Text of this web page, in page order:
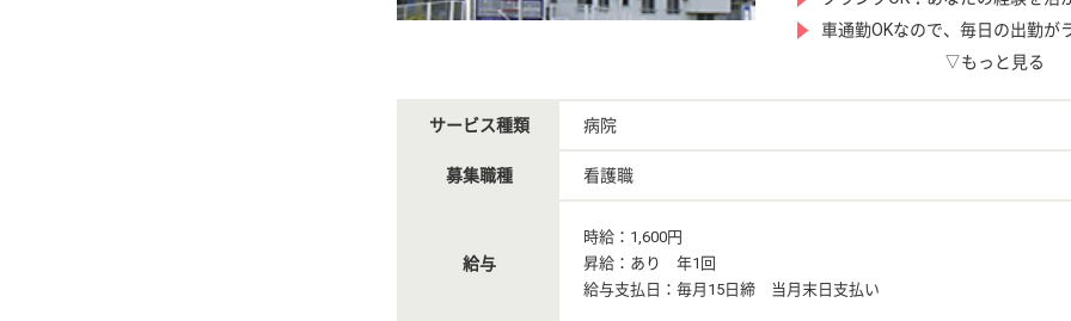
車通勤OKなので、毎日の出勤が
▽もっと見る
サービス種類 病院
募集職種 看護職
給与
時給：1,600円
昇給：あり 年1回
給与支払日：毎月15日締 当月末日支払い